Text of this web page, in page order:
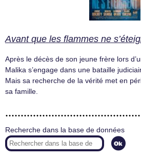
Avant que les flammes ne
Après le décès de son jeune frère lors
Malika s’engage dans une bataille
Mais sa recherche de la vérité met en
sa famille.
Recherche dans la base de données